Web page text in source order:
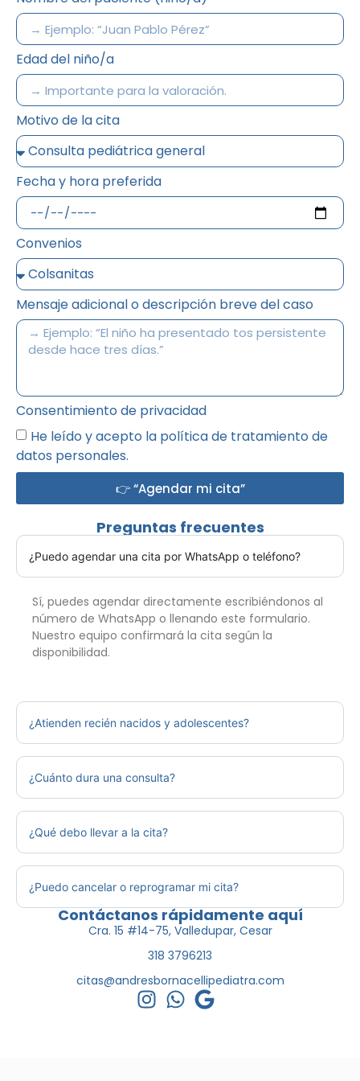
Edad del niño/a
Motivo de la cita
Fecha y hora preferida
Convenios
Mensaje adicional o descripción breve del caso
Consentimiento de privacidad
He leído y acepto la política de tratamiento de
datos personales.
👉 “Agendar mi cita”
Preguntas frecuentes
¿Puedo agendar una cita por WhatsApp o teléfono?
Sí, puedes agendar directamente escribiéndonos al
número de WhatsApp o llenando este formulario.
Nuestro equipo confirmará la cita según la
disponibilidad.
¿Atienden recién nacidos y adolescentes?
¿Cuánto dura una consulta?
¿Qué debo llevar a la cita?
¿Puedo cancelar o reprogramar mi cita?
Contáctanos rápidamente aquí
Cra. 15 #14-75, Valledupar, Cesar
318 3796213
citas@andresbornacellipediatra.com